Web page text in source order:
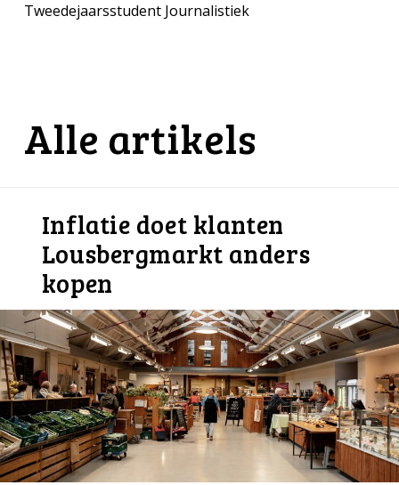
Tweedejaarsstudent Journalistiek
Alle artikels
Inflatie doet klanten
Lousbergmarkt anders
kopen